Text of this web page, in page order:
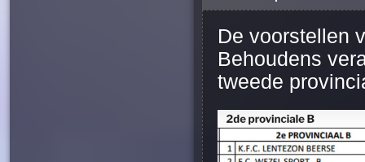
De voorstellen
Behoudens
tweede